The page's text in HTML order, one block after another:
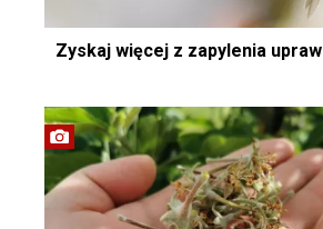
Zyskaj więcej z zapylenia upraw